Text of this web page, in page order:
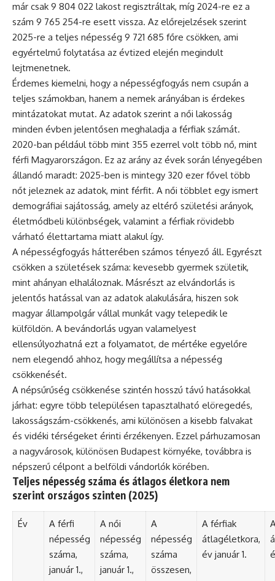
már csak 9 804 022 lakost regisztráltak, míg 2024-re ez a
szám 9 765 254-re esett vissza. Az előrejelzések szerint
2025-re a teljes népesség 9 721 685 főre csökken, ami
egyértelmű folytatása az évtized elején megindult
lejtmenetnek.
Érdemes kiemelni, hogy a népességfogyás nem csupán a
teljes számokban, hanem a nemek arányában is érdekes
mintázatokat mutat. Az adatok szerint a női lakosság
minden évben jelentősen meghaladja a férfiak számát.
2020-ban például több mint 355 ezerrel volt több nő, mint
férfi Magyarországon. Ez az arány az évek során lényegében
állandó maradt: 2025-ben is mintegy 320 ezer fővel több
nőt jeleznek az adatok, mint férfit. A női többlet egy ismert
demográfiai sajátosság, amely az eltérő születési arányok,
életmódbeli különbségek, valamint a férfiak rövidebb
várható élettartama miatt alakul így.
A népességfogyás hátterében számos tényező áll. Egyrészt
csökken a születések száma: kevesebb gyermek születik,
mint ahányan elhaláloznak. Másrészt az elvándorlás is
jelentős hatással van az adatok alakulására, hiszen sok
magyar állampolgár vállal munkát vagy telepedik le
külföldön. A bevándorlás ugyan valamelyest
ellensúlyozhatná ezt a folyamatot, de mértéke egyelőre
nem elegendő ahhoz, hogy megállítsa a népesség
csökkenését.
A népsűrűség csökkenése szintén hosszú távú hatásokkal
járhat: egyre több településen tapasztalható elöregedés,
lakosságszám-csökkenés, ami különösen a kisebb falvakat
és vidéki térségeket érinti érzékenyen. Ezzel párhuzamosan
a nagyvárosok, különösen Budapest környéke, továbbra is
népszerű célpont a belföldi vándorlók körében.
Teljes népesség száma és átlagos életkora nem
szerint országos szinten (2025)
Év
A férfi
népesség
száma,
január 1.,
A női
népesség
száma,
január 1.,
A
népesség
száma
összesen,
A férfiak
átlagéletkora,
év január 1.